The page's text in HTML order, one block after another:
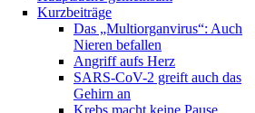
Kurzbeiträge
Das „Multiorganvirus“: Auch
Nieren befallen
Angriff aufs Herz
SARS-CoV-2 greift auch das
Gehirn an
Krebs macht keine Pause